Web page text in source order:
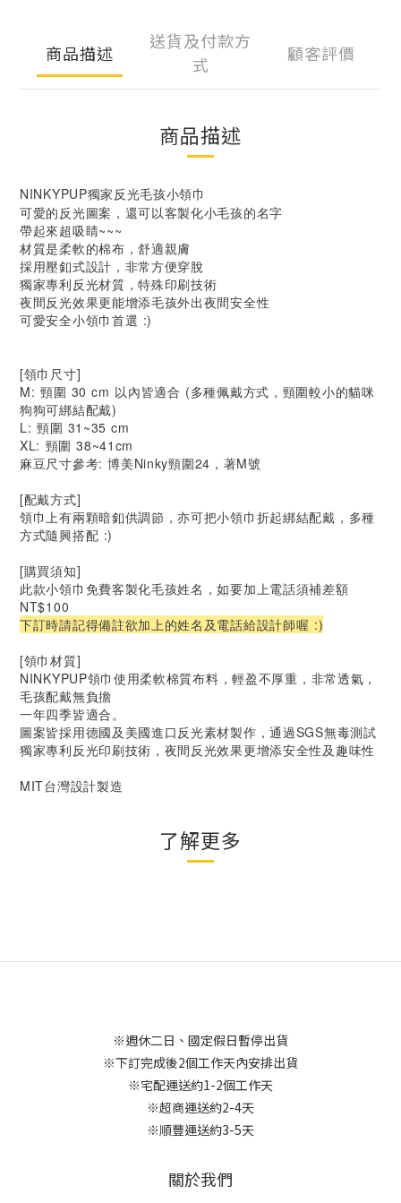
商品描述
送貨及付款方
式
顧客評價
商品描述
NINKYPUP獨家反光毛孩小領巾
可愛的反光圖案，還可以客製化小毛孩的名字
帶起來超吸睛~~~
材質是柔軟的棉布，舒適親膚
採用壓釦式設計，非常方便穿脫
獨家專利反光材質，特殊印刷技術
夜間反光效果更能增添毛孩外出夜間安全性
可愛安全小領巾首選 :)
[領巾尺寸]
M: 頸圍 30 cm 以內皆適合 (多種佩戴方式，頸圍較小的貓咪
狗狗可綁結配戴)
L: 頸圍 31~35 cm
XL: 頸圍 38~41cm
麻豆尺寸參考: 博美Ninky頸圍24，著M號
[配戴方式]
領巾上有兩顆暗釦供調節，亦可把小領巾折起綁結配戴，多種
方式隨興搭配 :)
[購買須知]
此款小領巾免費客製化毛孩姓名，如要加上電話須補差額
NT$100
下訂時請記得備註欲加上的姓名及電話給設計師喔 :)
[領巾材質]
NINKYPUP領巾使用柔軟棉質布料，輕盈不厚重，非常透氣，
毛孩配戴無負擔
一年四季皆適合。
圖案皆採用德國及美國進口反光素材製作，通過SGS無毒測試
獨家專利反光印刷技術，夜間反光效果更增添安全性及趣味性
MIT台灣設計製造
了解更多
※週休二日、國定假日暫停出貨
※下訂完成後2個工作天內安排出貨
※宅配運送約1-2個工作天
※超商運送約2-4天
※順豐運送約3-5天
關於我們